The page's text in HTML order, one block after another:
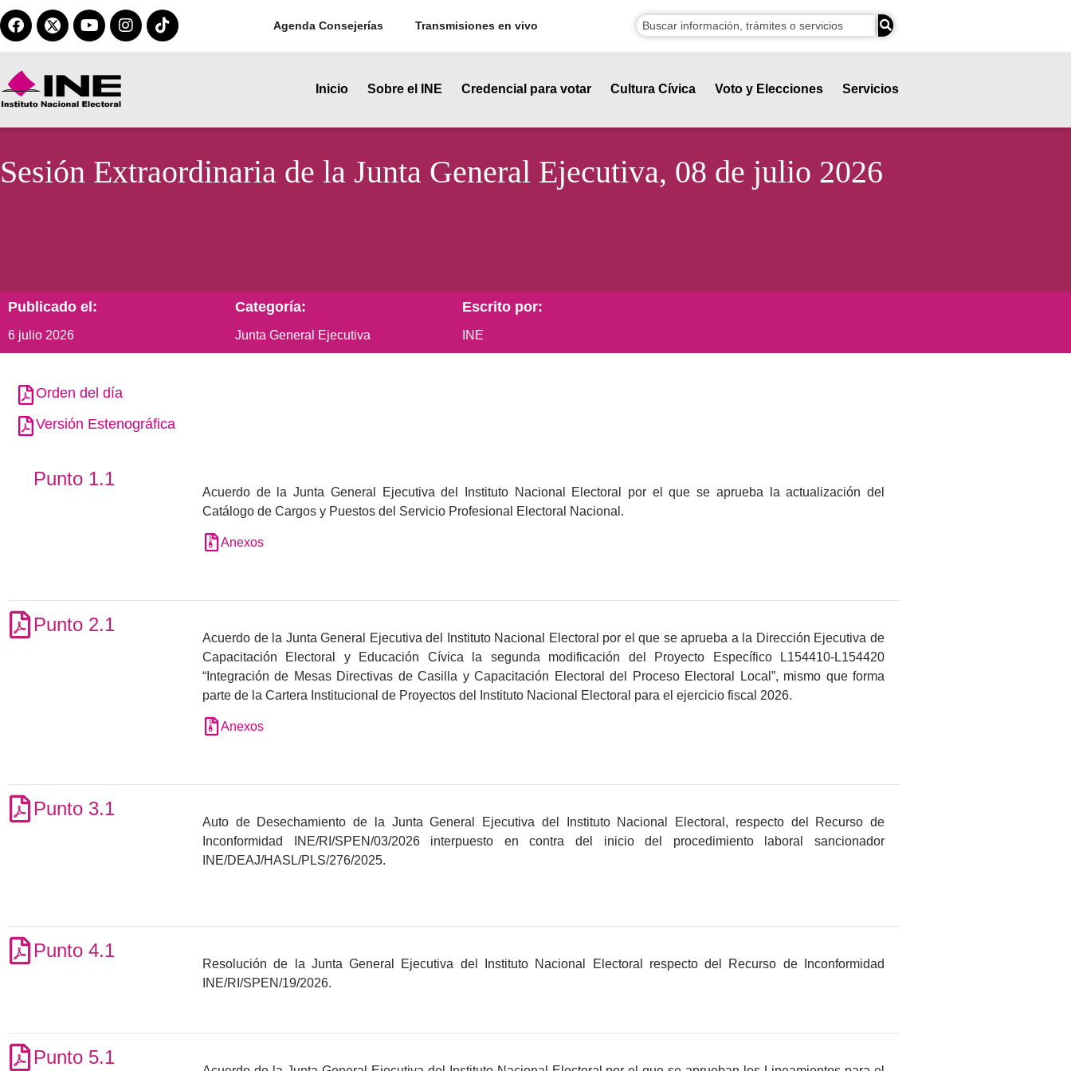
Agenda Consejerías Transmisiones en vivo
Inicio Sobre el INE Credencial para votar Cultura Cívica Voto y Elecciones Servicios
Sesión Extraordinaria de la Junta General Ejecutiva, 08 de julio 2026
Publicado el:
6 julio 2026
Categoría:
Junta General Ejecutiva
Escrito por:
INE
Orden del día
Versión Estenográfica
Punto 1.1
Acuerdo de la Junta General Ejecutiva del Instituto Nacional Electoral por el que se aprueba la actualización del
Catálogo de Cargos y Puestos del Servicio Profesional Electoral Nacional.
Anexos
Punto 2.1
Acuerdo de la Junta General Ejecutiva del Instituto Nacional Electoral por el que se aprueba a la Dirección Ejecutiva de
Capacitación Electoral y Educación Cívica la segunda modificación del Proyecto Específico L154410-L154420
“Integración de Mesas Directivas de Casilla y Capacitación Electoral del Proceso Electoral Local”, mismo que forma
parte de la Cartera Institucional de Proyectos del Instituto Nacional Electoral para el ejercicio fiscal 2026.
Anexos
Punto 3.1
Auto de Desechamiento de la Junta General Ejecutiva del Instituto Nacional Electoral, respecto del Recurso de
Inconformidad INE/RI/SPEN/03/2026 interpuesto en contra del inicio del procedimiento laboral sancionador
INE/DEAJ/HASL/PLS/276/2025.
Punto 4.1
Resolución de la Junta General Ejecutiva del Instituto Nacional Electoral respecto del Recurso de Inconformidad
INE/RI/SPEN/19/2026.
Punto 5.1